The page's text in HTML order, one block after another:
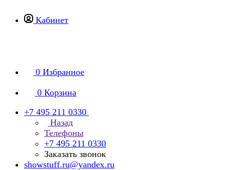
Кабинет
0 Избранное
0 Корзина
+7 495 211 0330
Назад
Телефоны
+7 495 211 0330
Заказать звонок
showstuff.ru@yandex.ru